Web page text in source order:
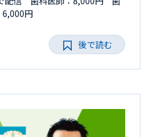
6,000円
後で読む